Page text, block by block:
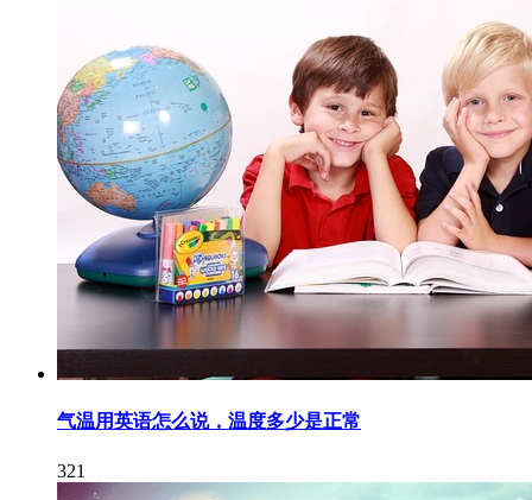
气温用英语怎么说，温度多少是正常
321